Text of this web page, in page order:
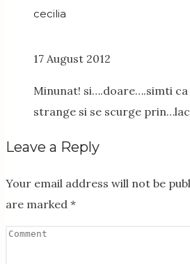
cecilia
17 August 2012
Minunat! si….doare….simti
strange si se scurge
Leave a Reply
Your email address will not be
are marked *